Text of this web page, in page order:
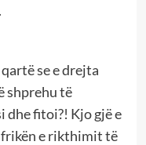
se e drejta
shprehu të
fitoi?! Kjo gjë e
e rikthimit të